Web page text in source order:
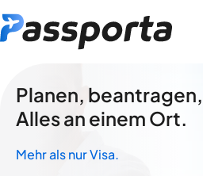
Planen,
Alles an einem Ort.
Mehr als nur Visa.